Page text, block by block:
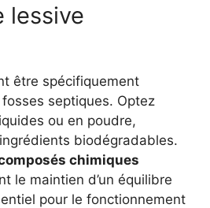
lessive
être spécifiquement
septiques. Optez
ou en poudre,
biodégradables.
chimiques
le maintien d’un équilibre
pour le fonctionnement